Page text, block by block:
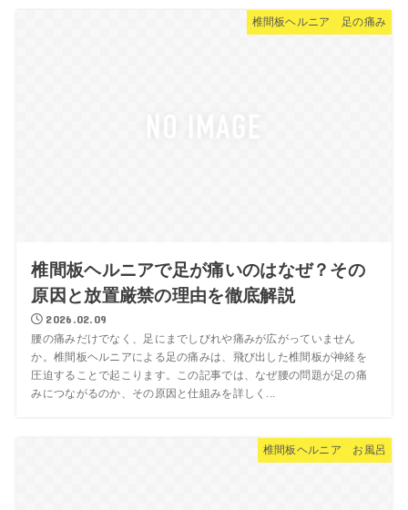
椎間板ヘルニア 足の痛み
椎間板ヘルニアで足が痛いのはなぜ？その
原因と放置厳禁の理由を徹底解説
2026.02.09
腰の痛みだけでなく、足にまでしびれや痛みが広がっていません
か。椎間板ヘルニアによる足の痛みは、飛び出した椎間板が神経を
圧迫することで起こります。この記事では、なぜ腰の問題が足の痛
みにつながるのか、その原因と仕組みを詳しく...
椎間板ヘルニア お風呂